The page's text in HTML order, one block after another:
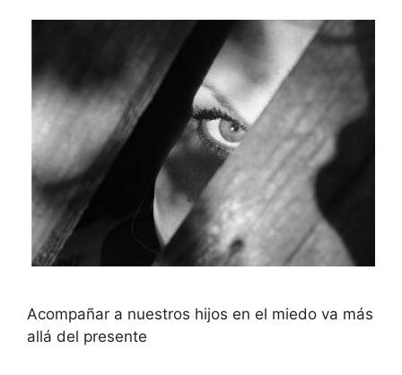
Acompañar a nuestros hijos en el miedo va más
allá del presente